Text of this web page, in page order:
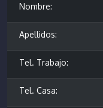
Nombre:
Apellidos:
Tel. Trabajo:
Tel. Casa: